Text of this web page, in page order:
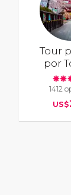
Tour
por
1412
US$